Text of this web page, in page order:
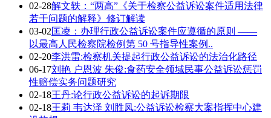
02-28解文轶：“两高”《关于检察公益诉讼案件适用法律
若干问题的解释》修订解读
03-02匡凌：办理行政公益诉讼案件应遵循的原则 ——
以最高人民检察院检例第 50 号指导性案例..
02-20李洪雷:检察机关提起行政公益诉讼的法治化路径
06-17刘艳 户恩波 朱俊:食药安全领域民事公益诉讼惩罚
性赔偿实务问题研究
02-18王丹:论行政公益诉讼的起诉期限
02-18王莉 韦达泽 刘胜凤:公益诉讼检察大案指挥中心建